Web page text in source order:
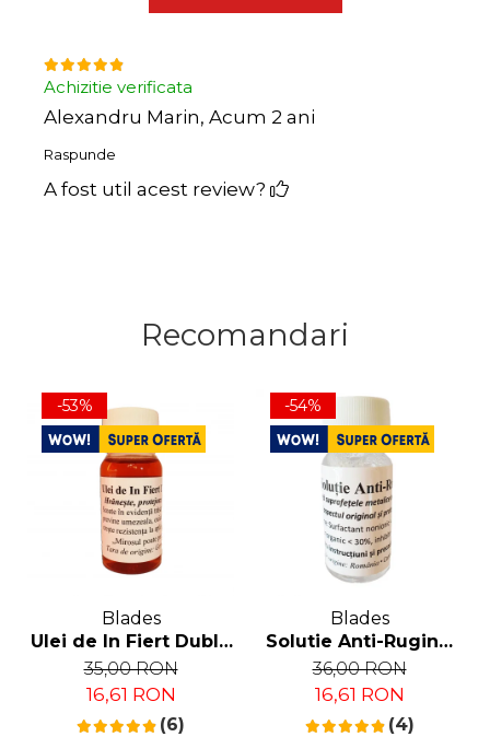
Achizitie verificata
Alexandru Marin, Acum 2 ani
Raspunde
A fost util acest review?
Recomandari
-53%
Blades
Ulei de In Fiert Dublu
Rafinat, 50 ml
35,00 RON
16,61 RON
(6)
-54%
Blades
Solutie Anti-Rugina,
Blades®, 50 ml
36,00 RON
16,61 RON
(4)